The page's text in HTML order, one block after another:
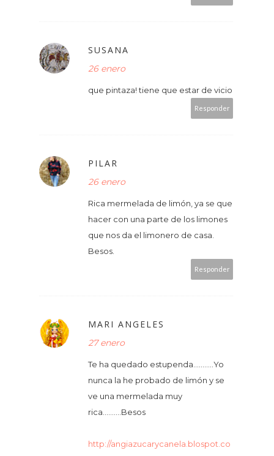
SUSANA
26 enero
que pintaza! tiene que estar de vicio
Responder
PILAR
26 enero
Rica mermelada de limón, ya se que
hacer con una parte de los limones
que nos da el limonero de casa.
Besos.
Responder
MARI ANGELES
27 enero
Te ha quedado estupenda...........Yo
nunca la he probado de limón y se
ve una mermelada muy
rica..........Besos
http://angiazucarycanela.blospot.co